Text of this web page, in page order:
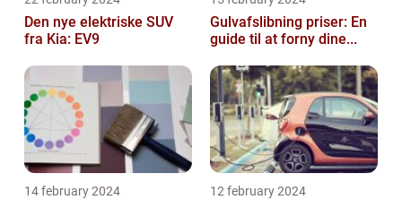
Den nye elektriske SUV
fra Kia: EV9
Gulvafslibning priser: En
guide til at forny dine...
14 february 2024 12 february 2024